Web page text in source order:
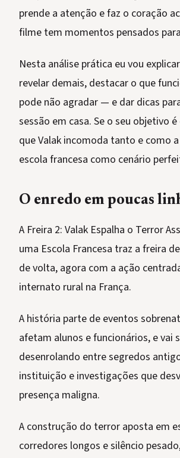
prende a atenção e faz o coração
filme tem momentos pensados
Nesta análise prática eu vou
revelar demais, destacar o que
pode não agradar — e dar dicas
sessão em casa. Se o seu objetivo
que Valak incomoda tanto e como
escola francesa como cenário
O enredo em poucas
A Freira 2: Valak Espalha o Terror
uma Escola Francesa traz a freira
de volta, agora com a ação
internato rural na França.
A história parte de eventos
afetam alunos e funcionários, e vai
desenrolando entre segredos
instituição e investigações que
presença maligna.
A construção do terror aposta em
corredores longos e silêncio